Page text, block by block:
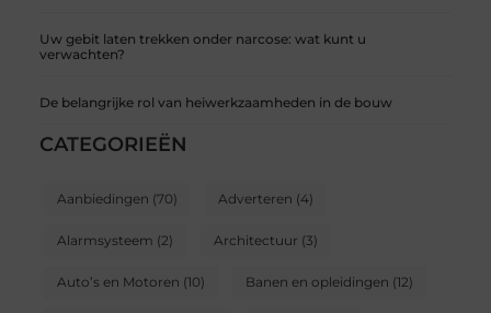
Uw gebit laten trekken onder narcose: wat kunt u
verwachten?
De belangrijke rol van heiwerkzaamheden in de bouw
CATEGORIEËN
Aanbiedingen (70) Adverteren (4)
Alarmsysteem (2) Architectuur (3)
Auto’s en Motoren (10) Banen en opleidingen (12)